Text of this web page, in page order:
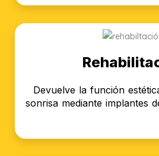
Devuelve la función
sonrisa mediante implantes